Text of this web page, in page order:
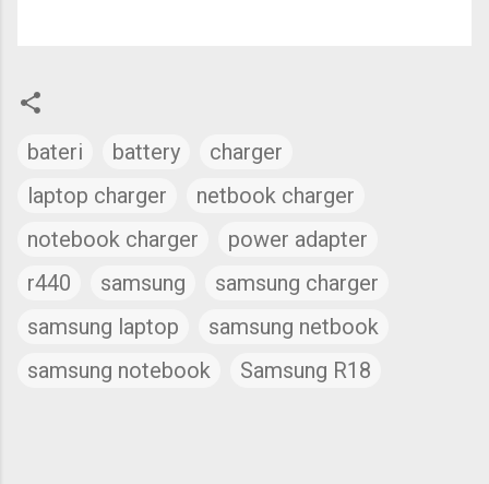
bateri battery
charger
laptop charger
netbook charger
notebook charger
power adapter
r440
samsung
samsung charger
samsung laptop
samsung netbook
samsung notebook
Samsung R18